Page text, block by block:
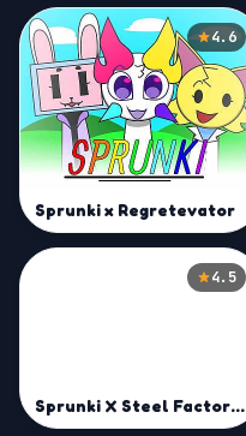
4.6
Sprunki x Regretevator
4.5
Sprunki X Steel Factory [Sepbox]